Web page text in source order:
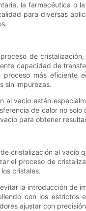
la farmacéutica
para diversas
de
capacidad de
más eficiente
sin impurezas.
al vacío están
de calor no
para obtener
cristalización al
el proceso de
cristales.
la introducción de
con los
ajustar con